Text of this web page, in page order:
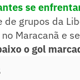
se
de grupos da
Maracanã e
o gol